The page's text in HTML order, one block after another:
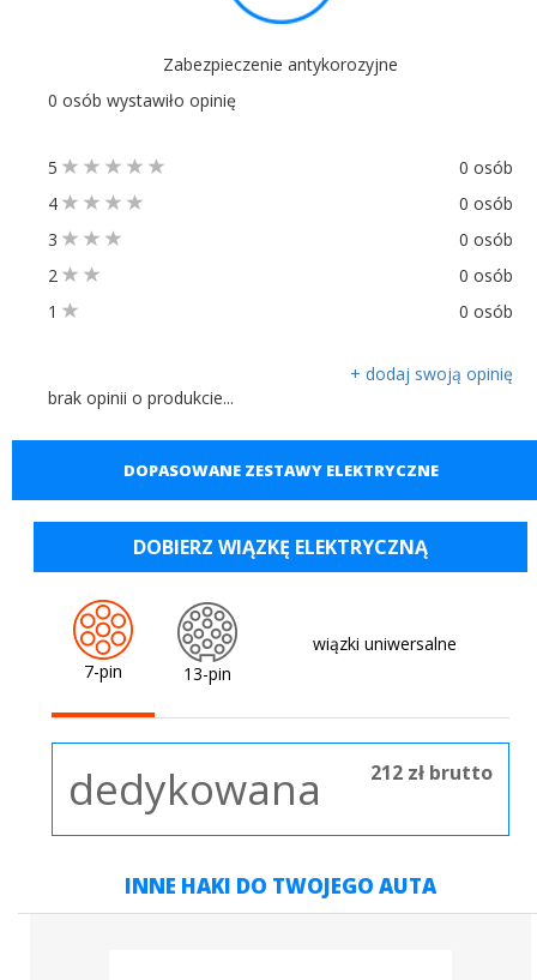
Zabezpieczenie antykorozyjne
0 osób wystawiło opinię
5
0 osób
4
0 osób
3
0 osób
2
0 osób
1
0 osób
+ dodaj swoją opinię
brak opinii o produkcie...
DOPASOWANE ZESTAWY ELEKTRYCZNE
DOBIERZ WIĄZKĘ ELEKTRYCZNĄ
7-pin 13-pin
wiązki uniwersalne
dedykowana 212 zł brutto
INNE HAKI DO TWOJEGO AUTA